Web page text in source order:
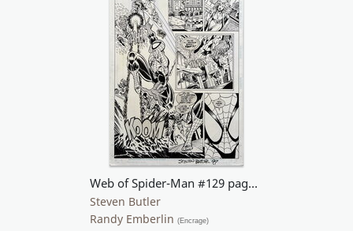
Web of Spider-Man #129 page 20
Steven Butler
Randy Emberlin (Encrage)